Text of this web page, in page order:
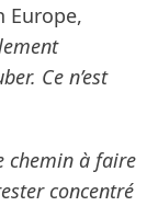
Europe,
Ce n’est
chemin à faire
concentré